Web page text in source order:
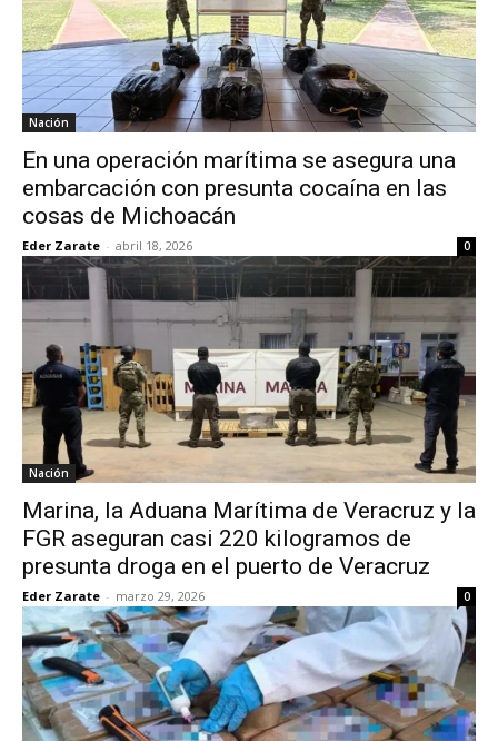
Nación
En una operación marítima se asegura una
embarcación con presunta cocaína en las
cosas de Michoacán
Eder Zarate - abril 18, 2026 0
Nación
Marina, la Aduana Marítima de Veracruz y la
FGR aseguran casi 220 kilogramos de
presunta droga en el puerto de Veracruz
Eder Zarate - marzo 29, 2026 0